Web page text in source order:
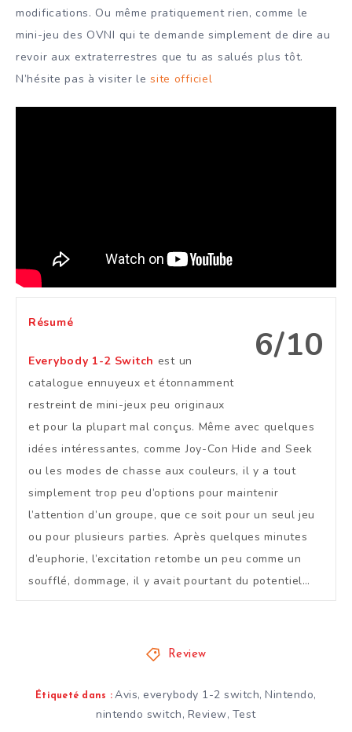
modifications. Ou même pratiquement rien, comme le
mini-jeu des OVNI qui te demande simplement de dire au
revoir aux extraterrestres que tu as salués plus tôt.
N’hésite pas à visiter lesite officiel
6/10
Résumé
Everybody 1-2 Switch est un
catalogue ennuyeux et étonnamment
restreint de mini-jeux peu originaux
et pour la plupart mal conçus. Même avec quelques
idées intéressantes, comme Joy-Con Hide and Seek
ou les modes de chasse aux couleurs, il y a tout
simplement trop peu d’options pour maintenir
l’attention d’un groupe, que ce soit pour un seul jeu
ou pour plusieurs parties. Après quelques minutes
d’euphorie, l’excitation retombe un peu comme un
soufflé, dommage, il y avait pourtant du potentiel…
Review
Étiqueté dans : Avis, everybody 1-2 switch,Nintendo,
nintendo switch, Review, Test